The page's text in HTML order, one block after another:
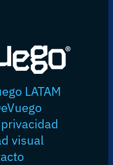
LATAM
visual